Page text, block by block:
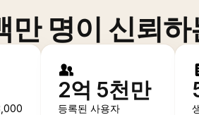
만 명이 신뢰하
2억 5천만
등록된 사용자